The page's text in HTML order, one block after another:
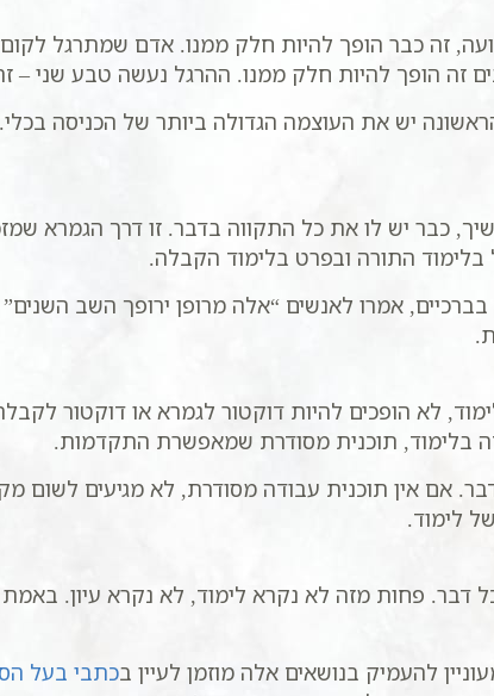
זה כבר הופך להיות חלק ממנו. אדם שמתרגל
הופך להיות חלק ממנו. ההרגל נעשה טבע שני –
יש את העוצמה הגדולה ביותר של הכניסה בכלי.
כבר יש לו את כל התקווה בדבר. זו דרך הגמרא
התורה ובפרט בלימוד הקבלה.
אמרו לאנשים “אלה מרופן ירופך השב
לא הופכים להיות דוקטור לגמרא או דוקטור
בלימוד, תוכנית מסודרת שמאפשרת התקדמות.
אם אין תוכנית עבודה מסודרת, לא מגיעים לשום
לימוד.
דבר. פחות מזה לא נקרא לימוד, לא נקרא עיון.
להעמיק בנושאים אלה מוזמן לעיין בכתבי בעל